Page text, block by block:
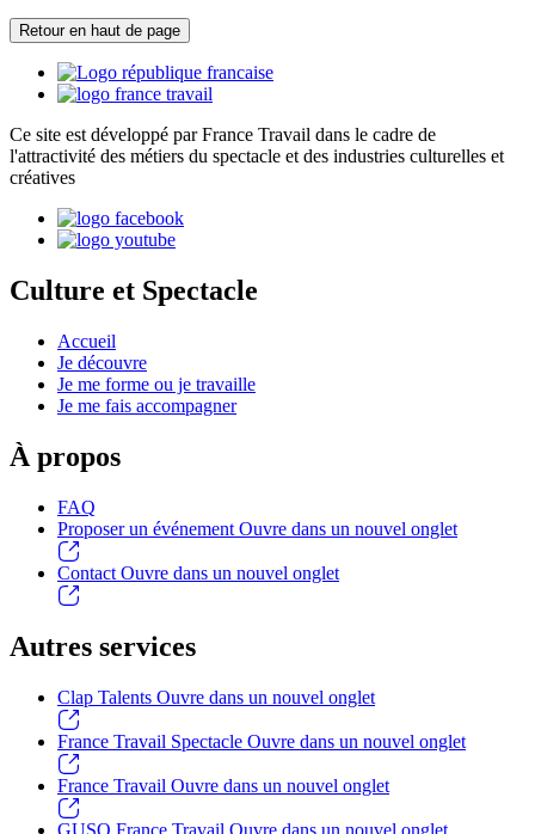
Retour en haut de page
Ce site est développé par France Travail dans le cadre de
l'attractivité des métiers du spectacle et des industries culturelles et
créatives
Culture et Spectacle
Accueil
Je découvre
Je me forme ou je travaille
Je me fais accompagner
À propos
FAQ
Proposer un événement Ouvre dans un nouvel onglet
Contact Ouvre dans un nouvel onglet
Autres services
Clap Talents Ouvre dans un nouvel onglet
France Travail Spectacle Ouvre dans un nouvel onglet
France Travail Ouvre dans un nouvel onglet